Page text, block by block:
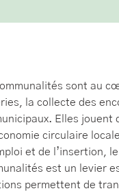
sont au
la collecte des
Elles jouent
circulaire
et de l’insertion,
est un levier
permettent de